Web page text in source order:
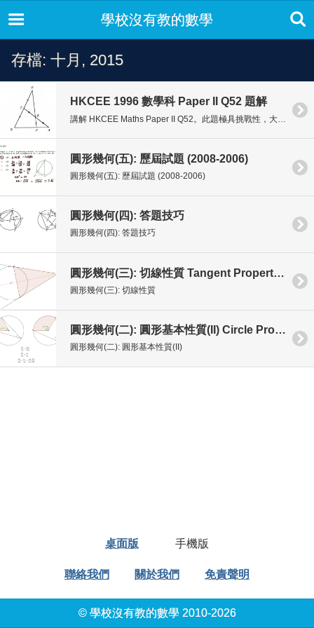
學校沒有教的數學
存檔: 十月, 2015
HKCEE 1996 數學科 Paper II Q52 題解
圓形幾何(五): 歷屆試題 (2008-2006)
圓形幾何(五): 歷屆試題 (2008-2006)
圓形幾何(四): 答題技巧
圓形幾何(四): 答題技巧
圓形幾何(三): 切線性質 Tangent Properties
圓形幾何(三): 切線性質
圓形幾何(二): 圓形基本性質(II) Circle Properties
圓形幾何(二): 圓形基本性質(II)
桌面版 手機版
聯絡我們 關於我們 免責聲明
© 學校沒有教的數學 2010-2026